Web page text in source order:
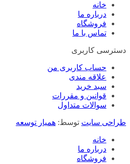
خانه
درباره ما
فروشگاه
تماس با ما
دسترسی کاربری
حساب کاربری من
علاقه مندی
سبد خرید
قوانین و مقررات
سوالات متداول
طراحی سایت توسط: همیار توسعه
خانه
درباره ما
فروشگاه